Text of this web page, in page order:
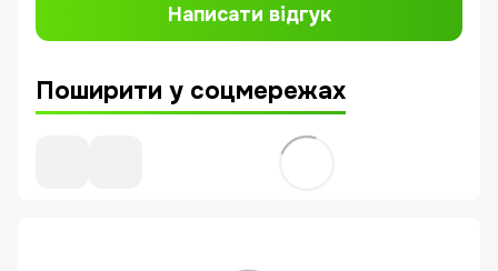
Написати відгук
Поширити у соцмережах